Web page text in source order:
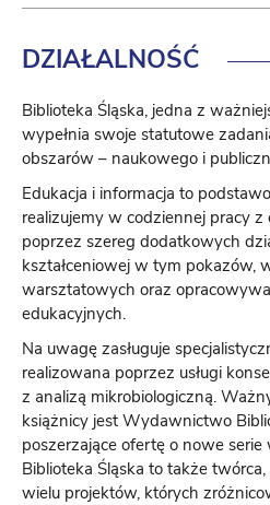
DZIAŁALNOŚĆ
Biblioteka Śląska, jedna z
wypełnia swoje statutowe
obszarów – naukowego i
Edukacja i informacja to
realizujemy w codziennej pracy
poprzez szereg dodatkowych
kształceniowej w tym pokazów,
warsztatowych oraz
edukacyjnych.
Na uwagę zasługuje
realizowana poprzez usługi
z analizą mikrobiologiczną.
książnicy jest Wydawnictwo
poszerzające ofertę o nowe
Biblioteka Śląska to także
wielu projektów, których